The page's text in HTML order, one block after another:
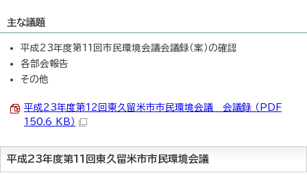
主な議題
平成23年度第11回市民環境会議会議録（案）の確認
各部会報告
その他
平成23年度第12回東久留米市市民環境会議 会議録 （PDF
150.6 KB）
平成23年度第11回東久留米市市民環境会議